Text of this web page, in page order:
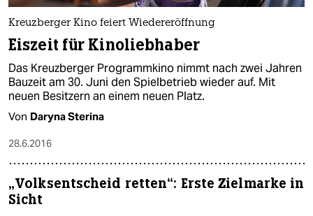
Kreuzberger Kino feiert Wiedereröffnung
Eiszeit für Kinoliebhaber
Das Kreuzberger Programmkino nimmt nach zwei Jahren
Bauzeit am 30. Juni den Spielbetrieb wieder auf. Mit
neuen Besitzern an einem neuen Platz.
Von Daryna Sterina
28.6.2016
„Volksentscheid retten“: Erste Zielmarke in
Sicht